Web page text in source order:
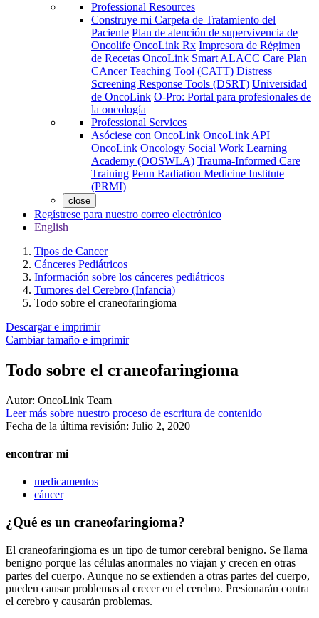
Professional Resources
Construye mi Carpeta de Tratamiento del
Paciente Plan de atención de supervivencia de
Oncolife OncoLink Rx Impresora de Régimen
de Recetas OncoLink Smart ALACC Care Plan
CAncer Teaching Tool (CATT) Distress
Screening Response Tools (DSRT) Universidad
de OncoLink O-Pro: Portal para profesionales de
la oncología
Professional Services
Asóciese con OncoLink OncoLink API
OncoLink Oncology Social Work Learning
Academy (OOSWLA) Trauma-Informed Care
Training Penn Radiation Medicine Institute
(PRMI)
close
Regístrese para nuestro correo electrónico
English
Tipos de Cancer
Cánceres Pediátricos
Información sobre los cánceres pediátricos
Tumores del Cerebro (Infancia)
Todo sobre el craneofaringioma
Descargar e imprimir
Cambiar tamaño e imprimir
Todo sobre el craneofaringioma
Autor: OncoLink Team
Leer más sobre nuestro proceso de escritura de contenido
Fecha de la última revisión: Julio 2, 2020
encontrar mi
medicamentos
cáncer
¿Qué es un craneofaringioma?
El craneofaringioma es un tipo de tumor cerebral benigno. Se llama
benigno porque las células anormales no viajan y crecen en otras
partes del cuerpo. Aunque no se extienden a otras partes del cuerpo,
pueden causar problemas al crecer en el cerebro. Presionarán contra
el cerebro y causarán problemas.